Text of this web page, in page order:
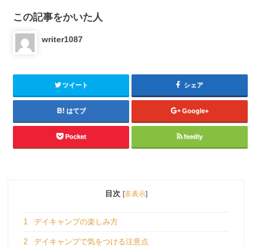
この記事をかいた人
writer1087
ツイート シェア
はてブ Google+
Pocket feedly
目次 [非表示]
1 デイキャンプの楽しみ方
2 デイキャンプで気をつける注意点